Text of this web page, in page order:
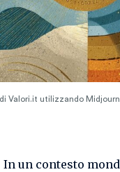
Valori.it utilizzando
In un contesto